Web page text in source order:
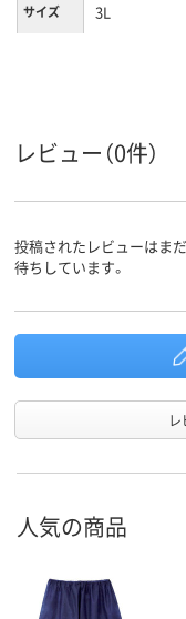
サイズ 3L
レビュー（0件）
投稿されたレビューはま
待ちしています。
人気の商品